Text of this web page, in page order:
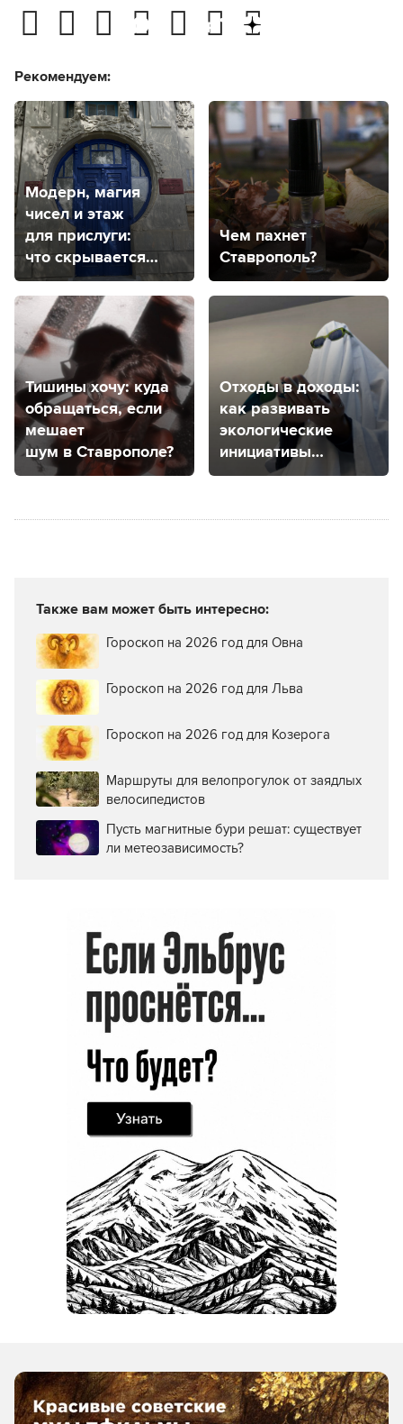
Рекомендуем:
Модерн, магия
чисел и этаж
для прислуги:
что скрывается
за самой
фотогеничной
дверью
Ставрополя?
Чем пахнет
Ставрополь?
Тишины хочу: куда
обращаться, если
мешает
шум в Ставрополе?
Отходы в доходы:
как развивать
экологические
инициативы
на Ставрополье
ли монетизировать
Также вам может быть интересно:
Гороскоп на 2026 год для Овна
Гороскоп на 2026 год для Льва
Гороскоп на 2026 год для Козерога
Маршруты для велопрогулок от заядлых
велосипедистов
Пусть магнитные бури решат: существует
ли метеозависимость?